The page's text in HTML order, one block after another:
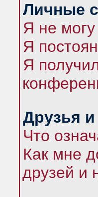
Личные
Я не
Я
Я
Друзья и
Что
Как мне
друзей и